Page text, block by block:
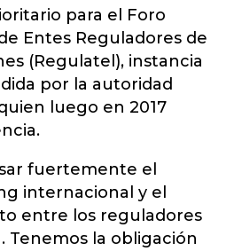
para el Foro
Entes Reguladores de
(Regulatel), instancia
por la autoridad
luego en 2017
fuertemente el
internacional y el
entre los reguladores
Tenemos la obligación